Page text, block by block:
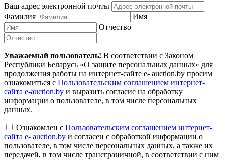
Ваш адрес электронной почты
Фамилия
Имя
Отчество
Уважаемый пользователь! В соответствии с Законом
Республики Беларусь «О защите персональных данных» для
продолжения работы на интернет-сайте e- auction.by просим
ознакомиться с Пользовательским соглашением интернет-
сайта e-auction.by и выразить согласие на обработку
информации о пользователе, в том числе персональных
данных.
Ознакомлен с Пользовательским соглашением интернет-
сайта e- auction.by и согласен с обработкой информации о
пользователе, в том числе персональных данных, а также их
передачей, в том числе трансграничной, в соответствии с ним